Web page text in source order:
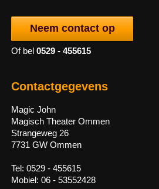
Neem contact op
Of bel 0529 - 455615
Contactgegevens
Magic John
Magisch Theater Ommen
Strangeweg 26
7731 GW Ommen
Tel: 0529 - 455615
Mobiel: 06 - 53552428